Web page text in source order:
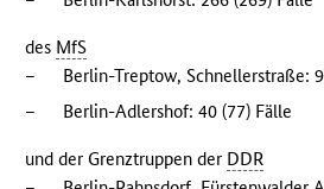
des MfS
–
Berlin-Treptow, Schnellerstraße:
–
Berlin-Adlershof: 40 (77) Fälle
und der Grenztruppen der DDR